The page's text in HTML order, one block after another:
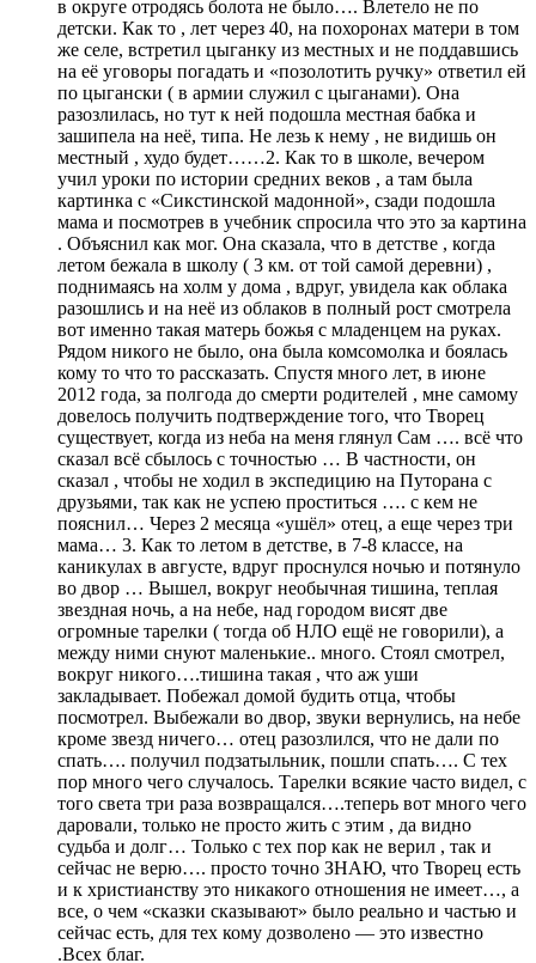
в округе отродясь болота не было…. Влетело не по
детски. Как то , лет через 40, на похоронах матери в том
же селе, встретил цыганку из местных и не поддавшись
на её уговоры погадать и «позолотить ручку» ответил ей
по цыгански ( в армии служил с цыганами). Она
разозлилась, но тут к ней подошла местная бабка и
зашипела на неё, типа. Не лезь к нему , не видишь он
местный , худо будет……2. Как то в школе, вечером
учил уроки по истории средних веков , а там была
картинка с «Сикстинской мадонной», сзади подошла
мама и посмотрев в учебник спросила что это за картина
. Объяснил как мог. Она сказала, что в детстве , когда
летом бежала в школу ( 3 км. от той самой деревни) ,
поднимаясь на холм у дома , вдруг, увидела как облака
разошлись и на неё из облаков в полный рост смотрела
вот именно такая матерь божья с младенцем на руках.
Рядом никого не было, она была комсомолка и боялась
кому то что то рассказать. Спустя много лет, в июне
2012 года, за полгода до смерти родителей , мне самому
довелось получить подтверждение того, что Творец
существует, когда из неба на меня глянул Сам …. всё что
сказал всё сбылось с точностью … В частности, он
сказал , чтобы не ходил в экспедицию на Путорана с
друзьями, так как не успею проститься …. с кем не
пояснил… Через 2 месяца «ушёл» отец, а еще через три
мама… 3. Как то летом в детстве, в 7-8 классе, на
каникулах в августе, вдруг проснулся ночью и потянуло
во двор … Вышел, вокруг необычная тишина, теплая
звездная ночь, а на небе, над городом висят две
огромные тарелки ( тогда об НЛО ещё не говорили), а
между ними снуют маленькие.. много. Стоял смотрел,
вокруг никого….тишина такая , что аж уши
закладывает. Побежал домой будить отца, чтобы
посмотрел. Выбежали во двор, звуки вернулись, на небе
кроме звезд ничего… отец разозлился, что не дали по
спать…. получил подзатыльник, пошли спать…. С тех
пор много чего случалось. Тарелки всякие часто видел, с
того света три раза возвращался….теперь вот много чего
даровали, только не просто жить с этим , да видно
судьба и долг… Только с тех пор как не верил , так и
сейчас не верю…. просто точно ЗНАЮ, что Творец есть
и к христианству это никакого отношения не имеет…, а
все, о чем «сказки сказывают» было реально и частью и
сейчас есть, для тех кому дозволено — это известно
.Всех благ.